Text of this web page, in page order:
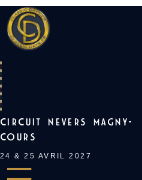
Skip
to
content
CIRCUIT NEVERS MAGNY-
COURS
24 & 25 AVRIL 2027